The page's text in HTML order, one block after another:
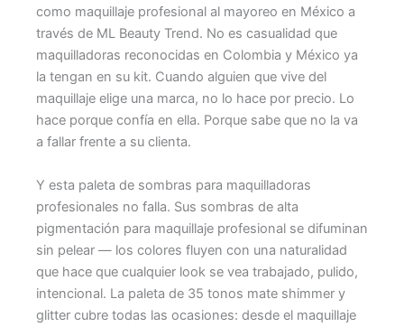
como maquillaje profesional al mayoreo en México a
través de ML Beauty Trend. No es casualidad que
maquilladoras reconocidas en Colombia y México ya
la tengan en su kit. Cuando alguien que vive del
maquillaje elige una marca, no lo hace por precio. Lo
hace porque confía en ella. Porque sabe que no la va
a fallar frente a su clienta.
Y esta paleta de sombras para maquilladoras
profesionales no falla. Sus sombras de alta
pigmentación para maquillaje profesional se difuminan
sin pelear — los colores fluyen con una naturalidad
que hace que cualquier look se vea trabajado, pulido,
intencional. La paleta de 35 tonos mate shimmer y
glitter cubre todas las ocasiones: desde el maquillaje